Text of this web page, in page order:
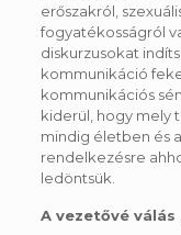
erőszakról,
fogyatékosságról
diskurzusokat
kommunikáció
kommunikációs
kiderül, hogy mely
mindig életben és
rendelkezésre
ledöntsük.
A vezetővé